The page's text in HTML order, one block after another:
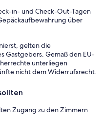
in- und Check-Out-Tagen
über
gelten die
Gastgebers. Gemäß den EU-
unterliegen
nicht dem Widerrufsrecht.
Zugang zu den Zimmern